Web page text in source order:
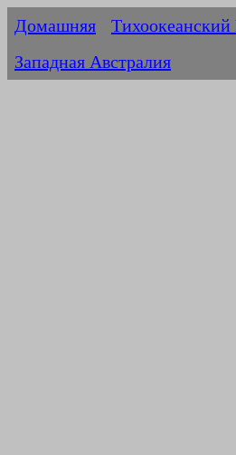
Домашняя Тихоокеанский
Западная Австралия